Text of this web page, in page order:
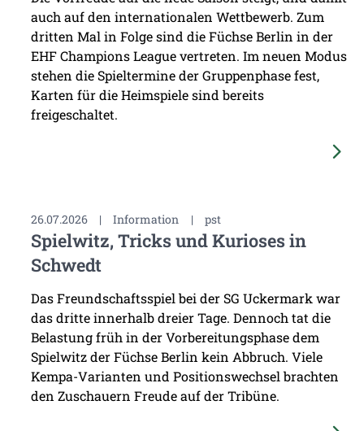
auch auf den internationalen Wettbewerb. Zum
dritten Mal in Folge sind die Füchse Berlin in der
EHF Champions League vertreten. Im neuen Modus
stehen die Spieltermine der Gruppenphase fest,
Karten für die Heimspiele sind bereits
freigeschaltet.
26.07.2026 | Information | pst
Spielwitz, Tricks und Kurioses in
Schwedt
Das Freundschaftsspiel bei der SG Uckermark war
das dritte innerhalb dreier Tage. Dennoch tat die
Belastung früh in der Vorbereitungsphase dem
Spielwitz der Füchse Berlin kein Abbruch. Viele
Kempa-Varianten und Positionswechsel brachten
den Zuschauern Freude auf der Tribüne.